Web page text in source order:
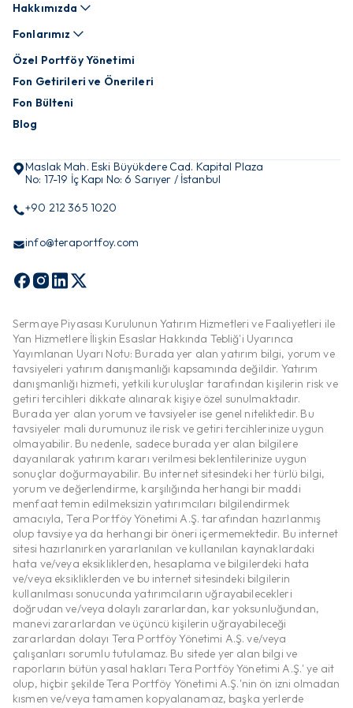
Maslak Mah. Eski Büyükdere Cad. Kapital Plaza
No: 17-19 İç Kapı No: 6 Sarıyer / İstanbul
+90 212 365 1020
info@teraportfoy.com
Hakkımızda
Fonlarımız
Özel Portföy Yönetimi
Fon Getirileri ve Önerileri
Fon Bülteni
Blog
Sermaye Piyasası Kurulunun Yatırım Hizmetleri ve Faaliyetleri ile
Yan Hizmetlere İlişkin Esaslar Hakkında Tebliğ'i Uyarınca
Yayımlanan Uyarı Notu: Burada yer alan yatırım bilgi, yorum ve
tavsiyeleri yatırım danışmanlığı kapsamında değildir. Yatırım
danışmanlığı hizmeti, yetkili kuruluşlar tarafından kişilerin risk ve
getiri tercihleri dikkate alınarak kişiye özel sunulmaktadır.
Burada yer alan yorum ve tavsiyeler ise genel niteliktedir. Bu
tavsiyeler mali durumunuz ile risk ve getiri tercihlerinize uygun
olmayabilir. Bu nedenle, sadece burada yer alan bilgilere
dayanılarak yatırım kararı verilmesi beklentilerinize uygun
sonuçlar doğurmayabilir. Bu internet sitesindeki her türlü bilgi,
yorum ve değerlendirme, karşılığında herhangi bir maddi
menfaat temin edilmeksizin yatırımcıları bilgilendirmek
amacıyla, Tera Portföy Yönetimi A.Ş. tarafından hazırlanmış
olup tavsiye ya da herhangi bir öneri içermemektedir. Bu internet
sitesi hazırlanırken yararlanılan ve kullanılan kaynaklardaki
hata ve/veya eksikliklerden, hesaplama ve bilgilerdeki hata
ve/veya eksikliklerden ve bu internet sitesindeki bilgilerin
kullanılması sonucunda yatırımcıların uğrayabilecekleri
doğrudan ve/veya dolaylı zararlardan, kar yoksunluğundan,
manevi zararlardan ve üçüncü kişilerin uğrayabileceği
zararlardan dolayı Tera Portföy Yönetimi A.Ş. ve/veya
çalışanları sorumlu tutulamaz. Bu sitede yer alan bilgi ve
raporların bütün yasal hakları Tera Portföy Yönetimi A.Ş.' ye ait
olup, hiçbir şekilde Tera Portföy Yönetimi A.Ş.'nin ön izni olmadan
kısmen ve/veya tamamen kopyalanamaz, başka yerlerde